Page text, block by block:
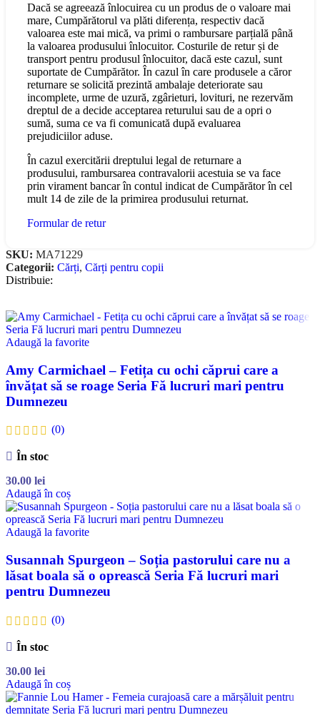
Dacă se agreează înlocuirea cu un produs de o valoare mai
mare, Cumpărătorul va plăti diferența, respectiv dacă
valoarea este mai mică, va primi o rambursare parțială până
la valoarea produsului înlocuitor. Costurile de retur și de
transport pentru produsul înlocuitor, dacă este cazul, sunt
suportate de Cumpărător. În cazul în care produsele a căror
returnare se solicită prezintă ambalaje deteriorate sau
incomplete, urme de uzură, zgârieturi, lovituri, ne rezervăm
dreptul de a decide acceptarea returului sau de a opri o
sumă, suma ce va fi comunicată după evaluarea
prejudiciilor aduse.
În cazul exercitării dreptului legal de returnare a
produsului, rambursarea contravalorii acestuia se va face
prin virament bancar în contul indicat de Cumpărător în cel
mult 14 de zile de la primirea produsului returnat.
Formular de retur
SKU: MA71229
Categorii: Cărți, Cărți pentru copii
Distribuie:
Adaugă la favorite
Amy Carmichael – Fetița cu ochi căprui care a
învățat să se roage Seria Fă lucruri mari pentru
Dumnezeu
(0)
În stoc
30.00 lei
Adaugă în coș
Adaugă la favorite
Susannah Spurgeon – Soția pastorului care nu a
lăsat boala să o oprească Seria Fă lucruri mari
pentru Dumnezeu
(0)
În stoc
30.00 lei
Adaugă în coș